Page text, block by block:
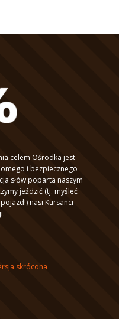
celem Ośrodka jest
i bezpiecznego
słów poparta naszym
jeździć (tj. myśleć
nasi Kursanci
skrócona